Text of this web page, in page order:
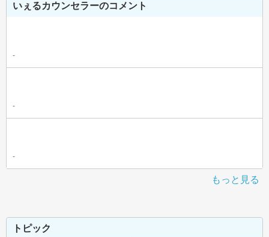
いぇるカウンセラーのコメント
-
-
-
もっと見る
トピック